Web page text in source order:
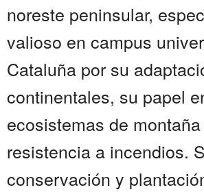
noreste peninsular,
valioso en campus
Cataluña por su
continentales, su papel
ecosistemas de
resistencia a incendios.
conservación y